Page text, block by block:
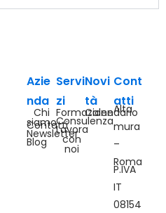
Azie
nda
Chi
siamo
Contatti
Newsletter
Blog
Servi
zi
Formazione
Consulenza
Lavora
con
noi
Novi
tà
Calendario
Cont
atti
Alta
mura
–
Roma
P.IVA
IT
08154